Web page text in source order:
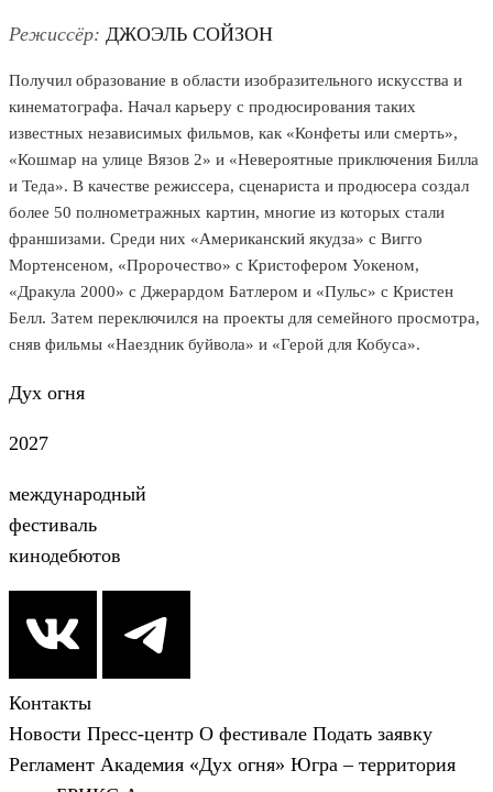
Режиссёр: ДЖОЭЛЬ СОЙЗОН
Получил образование в области изобразительного искусства и
кинематографа. Начал карьеру с продюсирования таких
известных независимых фильмов, как «Конфеты или смерть»,
«Кошмар на улице Вязов 2» и «Невероятные приключения Билла
и Теда». В качестве режиссера, сценариста и продюсера создал
более 50 полнометражных картин, многие из которых стали
франшизами. Среди них «Американский якудза» с Вигго
Мортенсеном, «Пророчество» с Кристофером Уокеном,
«Дракула 2000» с Джерардом Батлером и «Пульс» с Кристен
Белл. Затем переключился на проекты для семейного просмотра,
сняв фильмы «Наездник буйвола» и «Герой для Кобуса».
Дух огня
2027
международный
фестиваль
кинодебютов
Контакты
Новости Пресс-центр О фестивале Подать заявку
Регламент Академия «Дух огня» Югра – территория